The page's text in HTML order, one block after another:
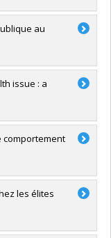
au
issue : a
comportement
les élites